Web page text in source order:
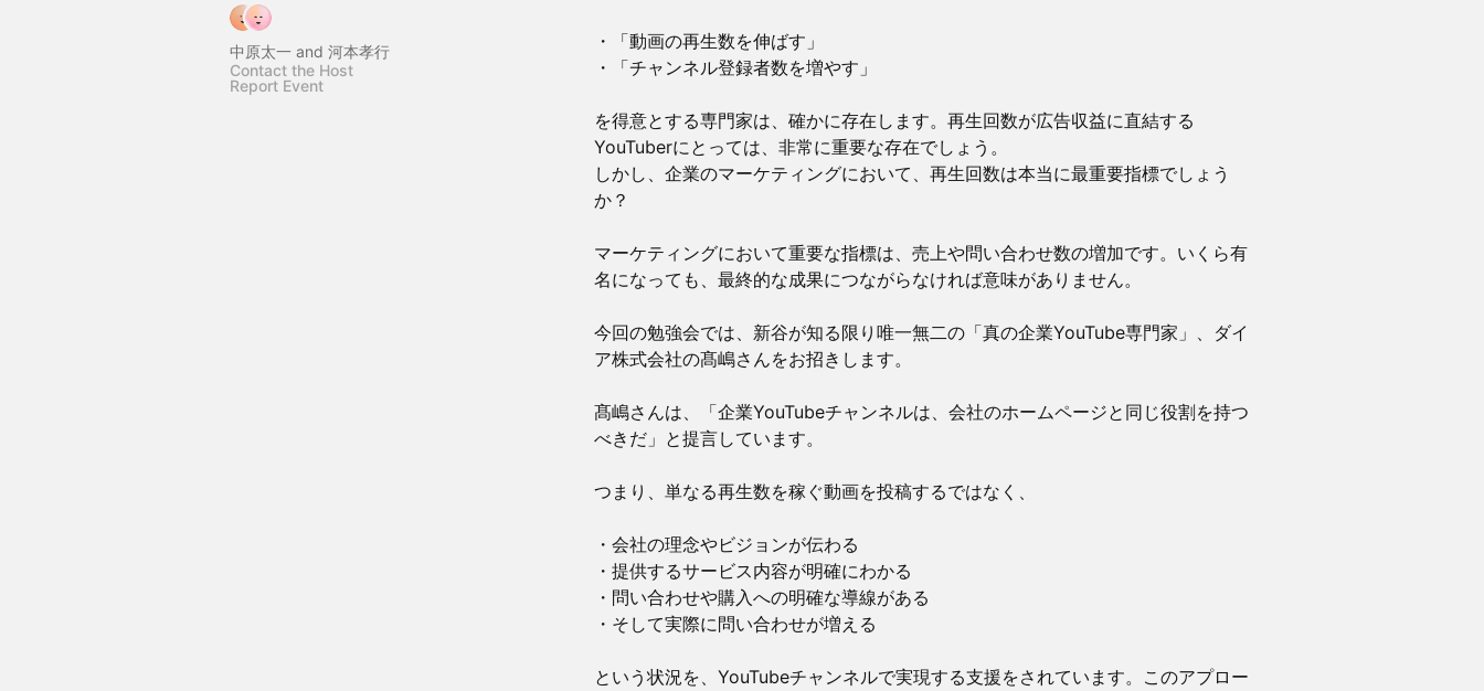
中原太一 and 河本孝行
Contact the Host
Report Event
・「動画の再生数を伸ばす」
・「チャンネル登録者数を増やす」
を得意とする専門家は、確かに存在します。再生回数が広告収益に直結する
YouTuberにとっては、非常に重要な存在でしょう。
しかし、企業のマーケティングにおいて、再生回数は本当に最重要指標でしょう
か？
マーケティングにおいて重要な指標は、売上や問い合わせ数の増加です。いくら有
名になっても、最終的な成果につながらなければ意味がありません。
今回の勉強会では、新谷が知る限り唯一無二の「真の企業YouTube専門家」、ダイ
ア株式会社の髙嶋さんをお招きします。
髙嶋さんは、「企業YouTubeチャンネルは、会社のホームページと同じ役割を持つ
べきだ」と提言しています。
つまり、単なる再生数を稼ぐ動画を投稿するではなく、
・会社の理念やビジョンが伝わる
・提供するサービス内容が明確にわかる
・問い合わせや購入への明確な導線がある
・そして実際に問い合わせが増える
という状況を、YouTubeチャンネルで実現する支援をされています。このアプロー